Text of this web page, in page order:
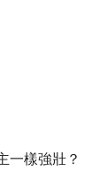
一樣強壯？